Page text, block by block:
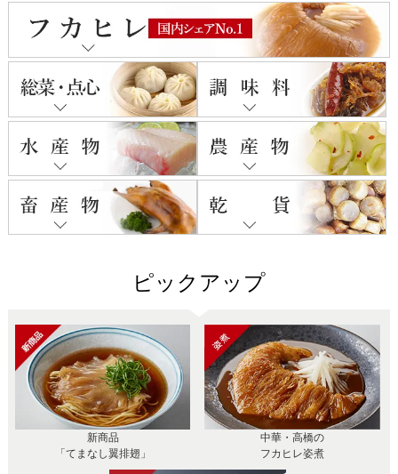
ピックアップ
新商品
「てまなし翼排翅」
中華・高橋の
フカヒレ姿煮